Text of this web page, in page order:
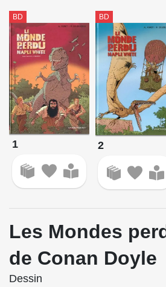
BD
1
BD
2
Les Mondes
de Conan Doyle
Dessin